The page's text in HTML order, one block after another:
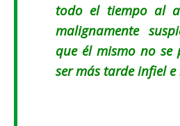
todo el tiempo al
malignamente
que él mismo no se
ser más tarde infiel